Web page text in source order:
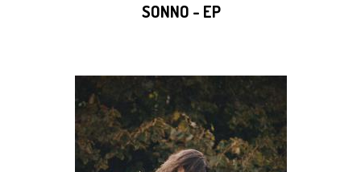
SONNO - EP